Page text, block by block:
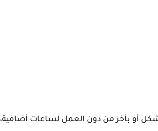
أو بأخر من دون العمل لساعات أضافية،